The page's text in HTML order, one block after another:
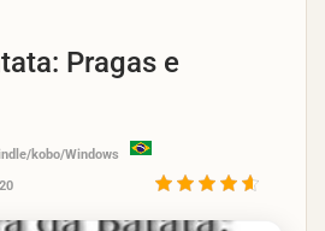
Pragas e
kobo/Windows